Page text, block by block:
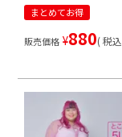
まとめてお得
販売価格 ¥880 税込